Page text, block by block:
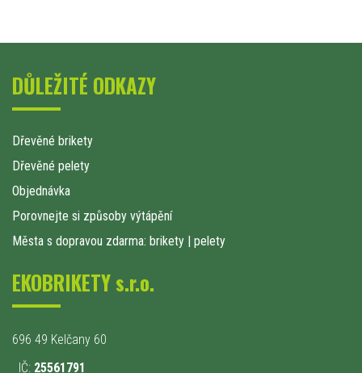
DŮLEŽITÉ ODKAZY
Dřevěné brikety
Dřevěné pelety
Objednávka
Porovnejte si způsoby výtápění
Města s dopravou zdarma: brikety | pelety
EKOBRIKETY s.r.o.
696 49 Kelčany 60
IČ: 25561791